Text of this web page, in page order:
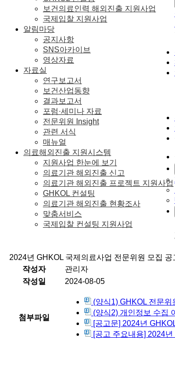
보건의료인력 해외진출 지원사업
국제입찰 지원사업
알림마당
공지사항
SNS아카이브
영상자료
자료실
연구보고서
보건산업동향
결과보고서
포럼·세미나 자료
전문위원 Insight
관련 서식
매뉴얼
의료해외진출 지원시스템
지원사업 한눈에 보기
의료기관 해외진출 신고
의료기관 해외진출 프로젝트 지원사업
GHKOL 컨설팅
의료기관 해외진출 현황조사
맞춤서비스
국제입찰 컨설팅 지원사업
2024년 GHKOL 국제의료사업 전문위원 모집
작성자
관리자
작성일
2024-08-05
첨부파일
(양식1) GHKOL 전문
(양식2) 개인정보 수집
[공고문] 2024년
[공고 주요내용] 2024